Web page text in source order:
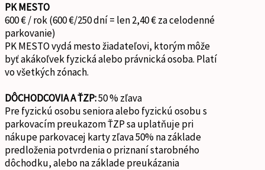
PK MESTO
600 € / rok (600 €/250 dní = len 2,40 € za celodenné
parkovanie)
PK MESTO vydá mesto žiadateľovi, ktorým môže
byť akákoľvek fyzická alebo právnická osoba. Platí
vo všetkých zónach.
DÔCHODCOVIA A ŤZP:50 % zľava
Pre fyzickú osobu seniora alebo fyzickú osobu s
parkovacím preukazom ŤZP sa uplatňuje pri
nákupe parkovacej karty zľava 50% na základe
predloženia potvrdenia o priznaní starobného
dôchodku, alebo na základe preukázania